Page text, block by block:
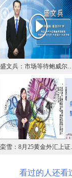
盛文兵：市场等待鲍威尔讲
栾
看过的人还看